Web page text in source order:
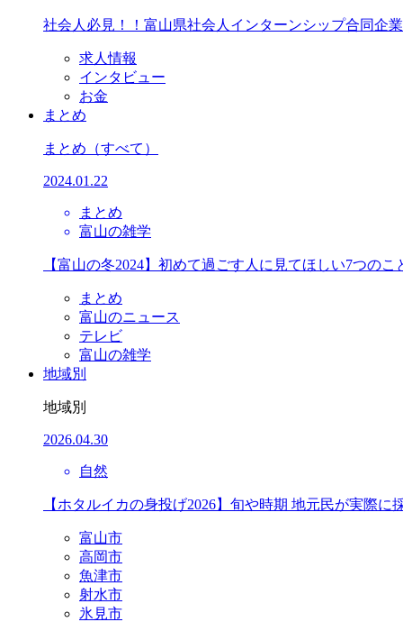
社会人必見！！富山県社会人インターンシップ合同企
求人情報
インタビュー
お金
まとめ
まとめ （すべて）
2024.01.22
まとめ
富山の雑学
【富山の冬2024】初めて過ごす人に見てほしい7つのこ
まとめ
富山のニュース
テレビ
富山の雑学
地域別
地域別
2026.04.30
自然
【ホタルイカの身投げ2026】旬や時期 地元民が実際に
富山市
高岡市
魚津市
射水市
氷見市